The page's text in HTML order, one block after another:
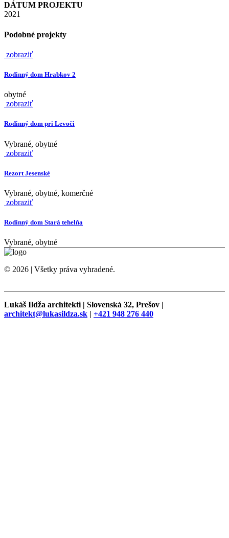
DÁTUM PROJEKTU
2021
Podobné projekty
zobraziť
Rodinný dom Hrabkov 2
obytné
zobraziť
Rodinný dom pri Levoči
Vybrané, obytné
zobraziť
Rezort Jesenské
Vybrané, obytné, komerčné
zobraziť
Rodinný dom Stará tehelňa
Vybrané, obytné
© 2026 | Všetky práva vyhradené.
Lukáš Ildža architekti | Slovenská 32, Prešov |
architekt@lukasildza.sk | +421 948 276 440